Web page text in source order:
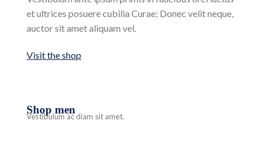
et ultrices posuere cubilia Curae; Donec velit neque,
auctor sit amet aliquam vel.
Visit the shop
Shop men
Vestibulum ac diam sit amet.